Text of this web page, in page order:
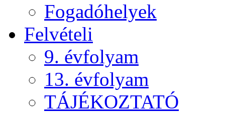
Fogadóhelyek
Felvételi
9. évfolyam
13. évfolyam
TÁJÉKOZTATÓ